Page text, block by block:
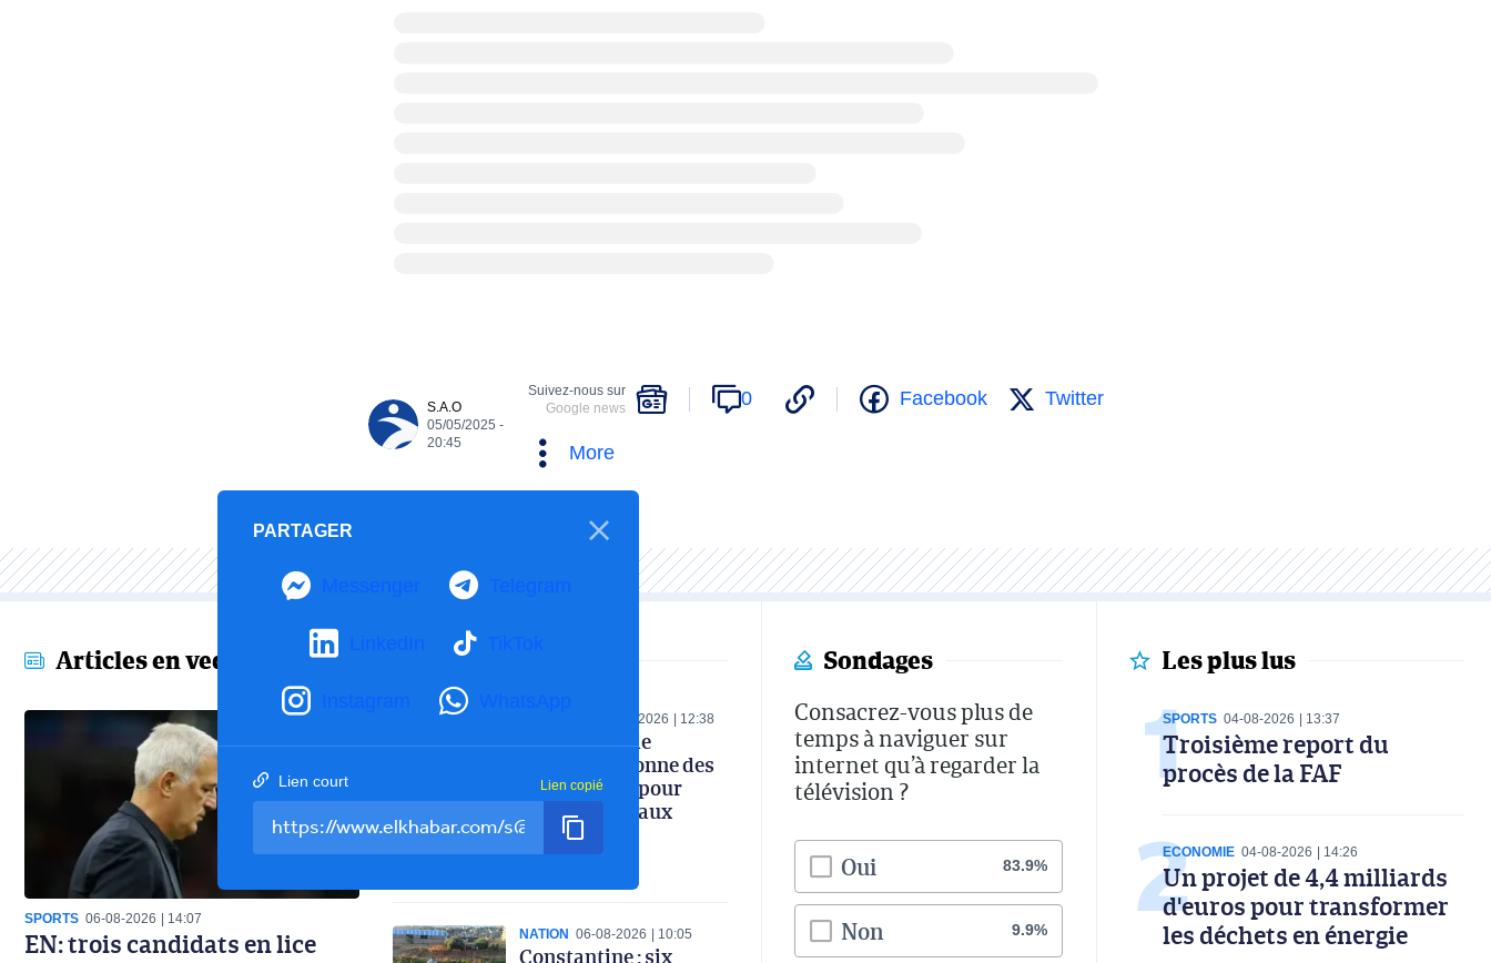
S.A.O
05/05/2025 -
20:45
Suivez-nous sur
Google news
0 Facebook Twitter
More
PARTAGER
Messenger Telegram
LinkedIn TikTok
Instagram WhatsApp
Lien court Lien copié
Articles en vedette
SPORTS 06-08-2026 14:07
EN: trois candidats en lice
06-08-2026 12:38
Le ministre de
l’Industrie donne des
instructions pour
renforcer le taux
d’intégration
nationale
NATION 06-08-2026 10:05
Constantine : six
Sondages
Consacrez-vous plus de
temps à naviguer sur
internet qu’à regarder la
télévision ?
Oui 83.9%
Non 9.9%
Les plus lus
SPORTS 04-08-2026 13:37
Troisième report du
procès de la FAF
ECONOMIE 04-08-2026 14:26
Un projet de 4,4 milliards
d'euros pour transformer
les déchets en énergie